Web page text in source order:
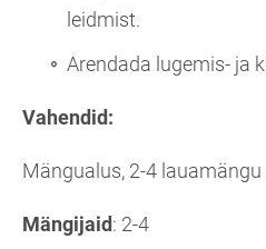
leidmist.
Arendada lugemis- ja
Vahendid:
Mängualus, 2-4
Mängijaid: 2-4